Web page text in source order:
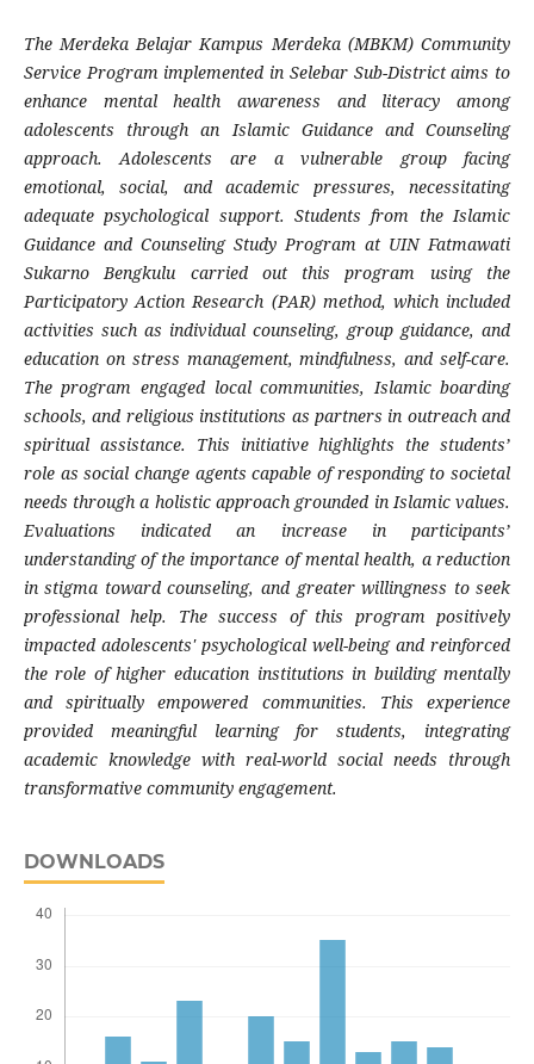
The Merdeka Belajar Kampus Merdeka (MBKM) Community
Service Program implemented in Selebar Sub-District aims to
enhance mental health awareness and literacy among
adolescents through an Islamic Guidance and Counseling
approach. Adolescents are a vulnerable group facing
emotional, social, and academic pressures, necessitating
adequate psychological support. Students from the Islamic
Guidance and Counseling Study Program at UIN Fatmawati
Sukarno Bengkulu carried out this program using the
Participatory Action Research (PAR) method, which included
activities such as individual counseling, group guidance, and
education on stress management, mindfulness, and self-care.
The program engaged local communities, Islamic boarding
schools, and religious institutions as partners in outreach and
spiritual assistance. This initiative highlights the students’
role as social change agents capable of responding to societal
needs through a holistic approach grounded in Islamic values.
Evaluations indicated an increase in participants’
understanding of the importance of mental health, a reduction
in stigma toward counseling, and greater willingness to seek
professional help. The success of this program positively
impacted adolescents' psychological well-being and reinforced
the role of higher education institutions in building mentally
and spiritually empowered communities. This experience
provided meaningful learning for students, integrating
academic knowledge with real-world social needs through
transformative community engagement.
DOWNLOADS